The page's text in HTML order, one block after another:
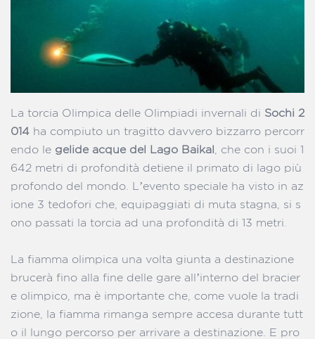
La torcia Olimpica delle Olimpiadi invernali di Sochi 2
014 ha compiuto un tragitto davvero bizzarro percorr
endo le gelide acque del Lago Baikal , che con i suoi 1
642 metri di profondità detiene il primato di lago più
profondo del mondo. L’evento speciale ha visto in az
ione 3 tedofori che, equipaggiati di muta stagna, si s
ono passati la torcia ad una profondità di 13 metri.
La fiamma olimpica una volta giunta a destinazione
brucerà fino alla fine delle gare all’interno del bracier
e olimpico, ma è importante che, come vuole la tradi
zione, la fiamma rimanga sempre accesa durante tutt
o il lungo percorso per arrivare a destinazione. E pro